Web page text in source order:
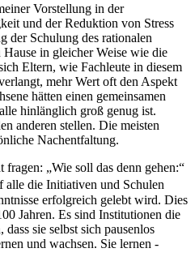
Vorstellung in der
und der Reduktion von Stress
der Schulung des rationalen
in gleicher Weise wie die
Eltern, wie Fachleute in diesem
mehr Wert oft den Aspekt
hätten einen gemeinsamen
hinlänglich groß genug ist.
anderen stellen. Die meisten
Nachentfaltung.
„Wie soll das denn gehen:“
alle die Initiativen und Schulen
erfolgreich gelebt wird. Dies
Jahren. Es sind Institutionen die
sie selbst sich pausenlos
und wachsen. Sie lernen -